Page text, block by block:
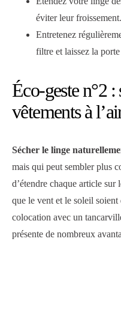
éviter leur froissement.
Entretenez
filtre et laissez la
Éco-geste n°2 :
vêtements à
Sécher le linge
mais qui peut sembler plus
d’étendre chaque article
que le vent et le soleil
colocation avec un
présente de nombreux